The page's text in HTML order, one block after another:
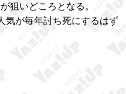
狙いどころとなる。
気が毎年討ち死にするはず